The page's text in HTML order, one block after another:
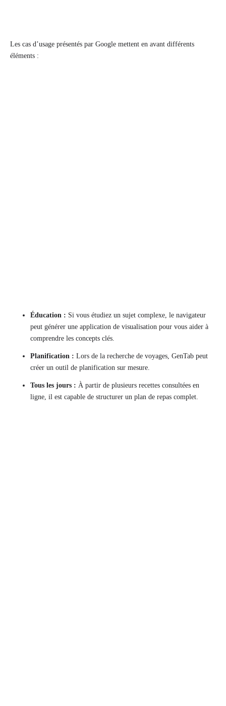
Les cas d’usage présentés par Google mettent en avant différents
éléments :
Éducation : Si vous étudiez un sujet complexe, le navigateur
peut générer une application de visualisation pour vous aider à
comprendre les concepts clés.
Planification : Lors de la recherche de voyages, GenTab peut
créer un outil de planification sur mesure.
Tous les jours : À partir de plusieurs recettes consultées en
ligne, il est capable de structurer un plan de repas complet.